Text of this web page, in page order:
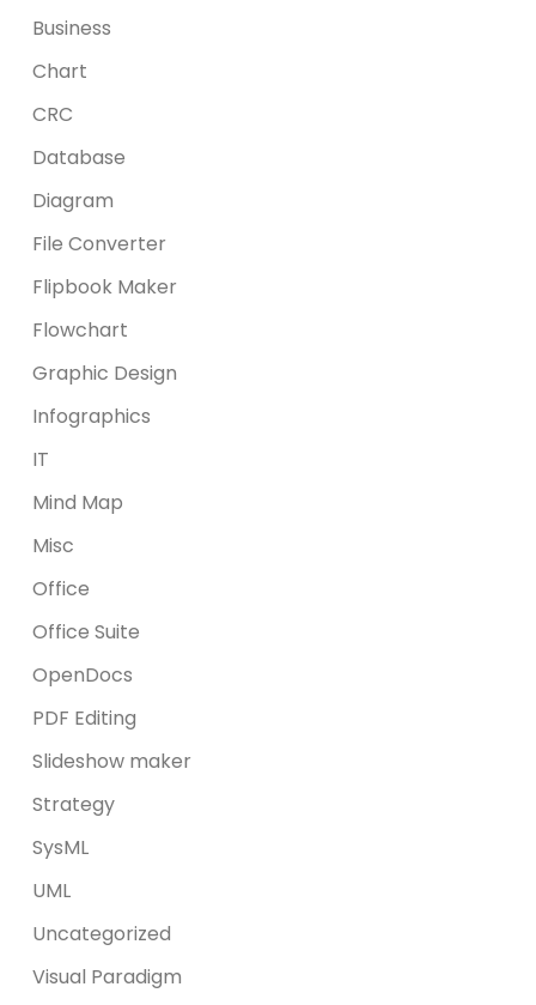
Business
Chart
CRC
Database
Diagram
File Converter
Flipbook Maker
Flowchart
Graphic Design
Infographics
IT
Mind Map
Misc
Office
Office Suite
OpenDocs
PDF Editing
Slideshow maker
Strategy
SysML
UML
Uncategorized
Visual Paradigm